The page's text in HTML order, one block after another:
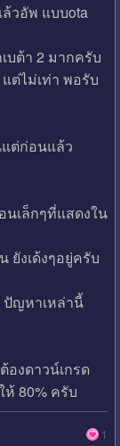
ล้วอัพ แบบota
บต้า 2 มากครับ
ต่ไม่เท่า พอรับ
แต่ก่อนแล้ว
นเล็กๆที่แสดงใน
งเด้งๆอยู่ครับ
ปัญหาเหล่านี้
องดาวน์เกรด
ห้ 80% ครับ
1